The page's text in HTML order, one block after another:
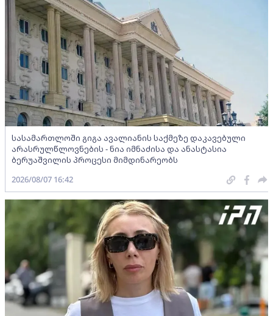
სასამართლოში გიგა ავალიანის საქმეზე დაკავებული
არასრულწლოვნების - ნია იმნაძისა და ანასტასია
ბერუაშვილის პროცესი მიმდინარეობს
2026/08/07 16:42